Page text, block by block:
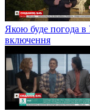
Якою буде погода в
включення